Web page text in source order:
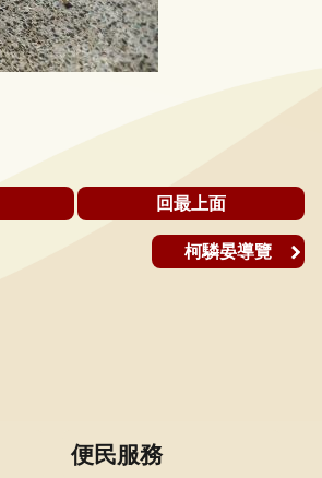
回最上面
柯驎晏導覽
便民服務